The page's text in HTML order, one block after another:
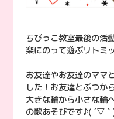
ちびっこ教室最後の活
楽にのって遊ぶリトミ
お友達やお友達のママ
した！お友達とぶつか
大きな輪から小さな輪
の歌あそびです♪( ´▽